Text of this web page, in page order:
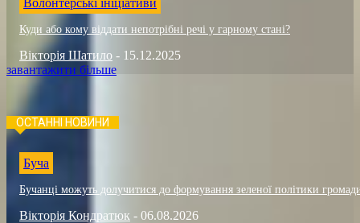
Куди або кому віддати непотрібні речі у гарному стані?
Вікторія Шатило - 15.12.2025
завантажити більше
ОСТАННІ НОВИНИ
Буча
Бучанці можуть долучитися до формування зеленої політики
Вікторія Кондратюк - 06.08.2026